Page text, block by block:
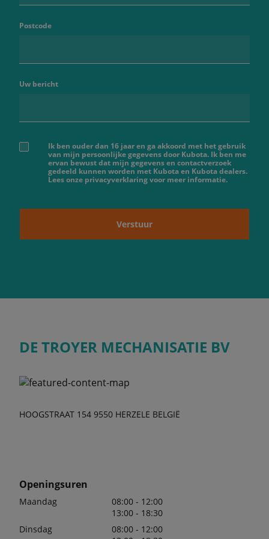
Postcode
Uw bericht
Ik ben ouder dan 16 jaar en ga akkoord met het gebruik
van mijn persoonlijke gegevens door Kubota. Ik ben me
ervan bewust dat mijn gegevens en contactverzoek
gedeeld kunnen worden met Kubota en Kubota dealers.
Lees onze privacyverklaring voor meer informatie.
Verstuur
DE TROYER MECHANISATIE BV
HOOGSTRAAT 154 9550 HERZELE BELGIË
Openingsuren
Maandag
08:00 - 12:00
13:00 - 18:30
Dinsdag
08:00 - 12:00